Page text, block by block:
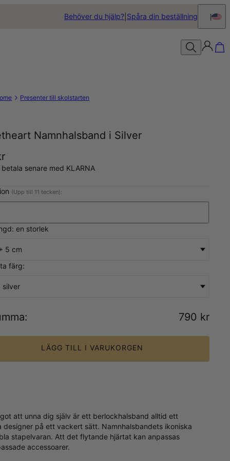
Behöver du hjälp? Spåra din beställning
Presenter till skolstarten
Namnhalsband i Silver
betala senare med KLARNA
(Upp till 11 tecken):
en storlek
5 cm
färg:
silver
: 790 kr
LÄGG TILL I VARUKORGEN
att unna dig själv är ett berlockhalsband alltid ett
på ett vackert sätt. Namnhalsbandets ikoniska
stapelvaran. Att det flytande hjärtat kan anpassas
accessoarer.